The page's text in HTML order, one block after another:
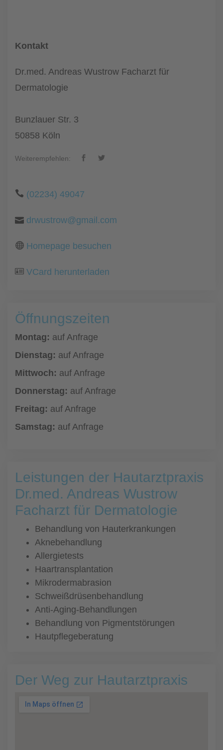
Kontakt
Dr.med. Andreas Wustrow Facharzt für
Dermatologie
Bunzlauer Str. 3
50858 Köln
Weiterempfehlen:
(02234) 49047
drwustrow@gmail.com
Homepage besuchen
VCard herunterladen
Öffnungszeiten
Montag: auf Anfrage
Dienstag: auf Anfrage
Mittwoch: auf Anfrage
Donnerstag: auf Anfrage
Freitag: auf Anfrage
Samstag: auf Anfrage
Leistungen der Hautarztpraxis
Dr.med. Andreas Wustrow
Facharzt für Dermatologie
Behandlung von Hauterkrankungen
Aknebehandlung
Allergietests
Haartransplantation
Mikrodermabrasion
Schweißdrüsenbehandlung
Anti-Aging-Behandlungen
Behandlung von Pigmentstörungen
Hautpflegeberatung
Der Weg zur Hautarztpraxis